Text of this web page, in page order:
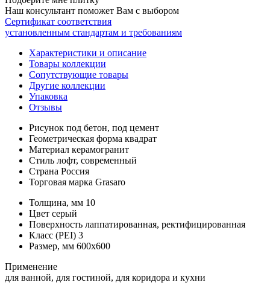
Наш консультант поможет Вам с выбором
Сертификат соответствия
установленным стандартам и требованиям
Характеристики и описание
Товары коллекции
Сопутствующие товары
Другие коллекции
Упаковка
Отзывы
Рисунок под бетон, под цемент
Геометрическая форма квадрат
Материал керамогранит
Стиль лофт, современный
Страна Россия
Торговая марка Grasaro
Толщина, мм 10
Цвет серый
Поверхность лаппатированная, ректифицированная
Класс (PEI) 3
Размер, мм 600x600
Применение
для ванной, для гостиной, для коридора и кухни